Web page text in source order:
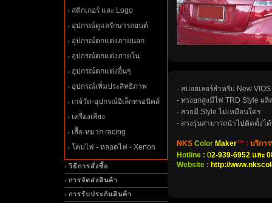
สติกเกอร์ และ Logo
อุปกรณ์ดูแลรักษารถยนต์
อุปกรณ์ตกแต่งภายนอก
อุปกรณ์ตกแต่งภายใน
อุปกรณ์ตกแต่งอื่นๆ
อุปกรณ์เพิ่มประสิทธิภาพ
เกจ์วัด-อุปกรณ์อิเล็กทรอนิคส์
เครื่องเสียง
เสื้อ-หมวก racing
คมไฟ - หลอดไฟ - Xenon
วิธีการสั่งซื้อ
การจัดส่งสินค้า
การรับประกันสินค้า
- สปอยเลอร์สำหรับ New
- ทรงยกสูงมีไฟ TRD Style ผลิ
- สวยมี Style ไม่เหมือนใคร
- ตรงรุ่นสามารถนำไปติดตั้งไ
NKS Color Maker™ : บริการ
Hotline : 02-939-6952 และ
Website : http://